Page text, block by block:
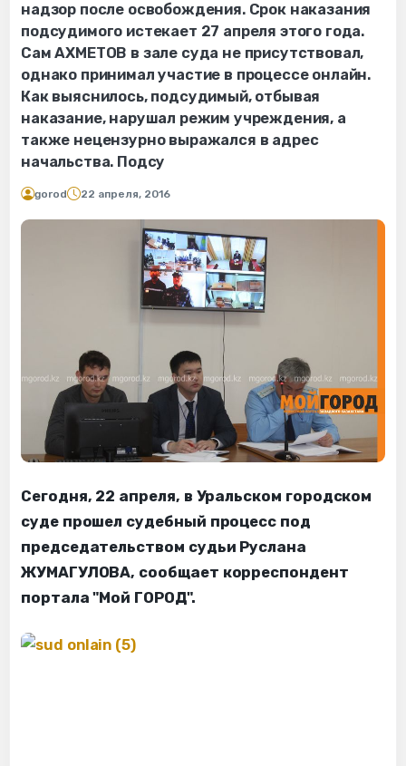
надзор после освобождения. Срок наказания
подсудимого истекает 27 апреля этого года.
Сам АХМЕТОВ в зале суда не присутствовал,
однако принимал участие в процессе онлайн.
Как выяснилось, подсудимый, отбывая
наказание, нарушал режим учреждения, а
также нецензурно выражался в адрес
начальства. Подсу
gorod 22 апреля, 2016
Сегодня, 22 апреля, в Уральском городском
суде прошел судебный процесс под
председательством судьи Руслана
ЖУМАГУЛОВА, сообщает корреспондент
портала "Мой ГОРОД".